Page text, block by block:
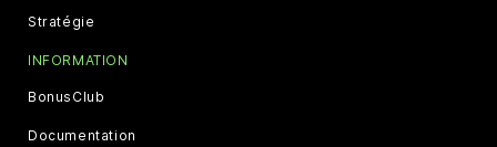
Stratégie
INFORMATION
BonusClub
Documentation